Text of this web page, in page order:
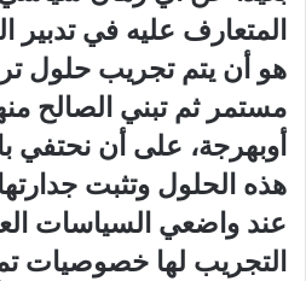
المتعارف عليه في تدبير
هو أن يتم تجريب حلول
مستمر ثم تبني الصالح
أوبهرجة، على أن نحتفي
هذه الحلول وتثبت
عند واضعي السياسات
التجريب لها خصوصيات